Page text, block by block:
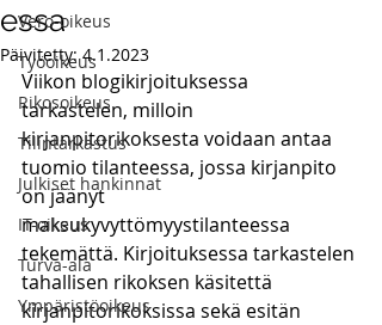
Vero-oikeus
Työoikeus
Rikosoikeus
Tilintarkastus
Julkiset hankinnat
IT-oikeus
Turva-ala
Ympäristöoikeus
essa
Päivitetty:4.1.2023
Viikon blogikirjoituksessa
tarkastelen, milloin
kirjanpitorikoksesta voidaan antaa
tuomio tilanteessa, jossa kirjanpito
on jäänyt
maksukyvyttömyystilanteessa
tekemättä. Kirjoituksessa tarkastelen
tahallisen rikoksen käsitettä
kirjanpitorikoksissa sekä esitän